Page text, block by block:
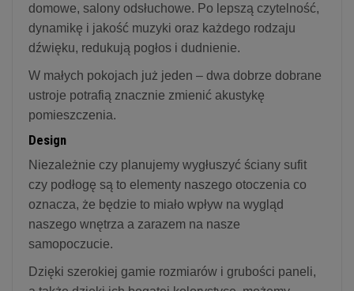
domowe, salony odsłuchowe. Po lepszą czytelność,
dynamikę i jakość muzyki oraz każdego rodzaju
dźwięku, redukują pogłos i dudnienie.
W małych pokojach już jeden – dwa dobrze dobrane
ustroje potrafią znacznie zmienić akustykę
pomieszczenia.
Design
Niezależnie czy planujemy wygłuszyć ściany sufit
czy podłogę są to elementy naszego otoczenia co
oznacza, że będzie to miało wpływ na wygląd
naszego wnętrza a zarazem na nasze
samopoczucie.
Dzięki szerokiej gamie rozmiarów i grubości paneli,